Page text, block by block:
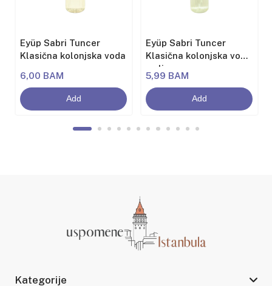
Eyüp Sabri Tuncer
Klasična kolonjska voda
6,00 BAM
Add
Eyüp Sabri Tuncer
Klasična kolonjska voda
sa limunom
5,99 BAM
Add
Kategorije